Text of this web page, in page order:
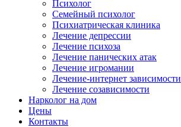
Психолог
Семейный психолог
Психиатрическая клиника
Лечение депрессии
Лечение психоза
Лечение панических атак
Лечение игромании
Лечение-интернет зависимости
Лечение созависимости
Нарколог на дом
Цены
Контакты